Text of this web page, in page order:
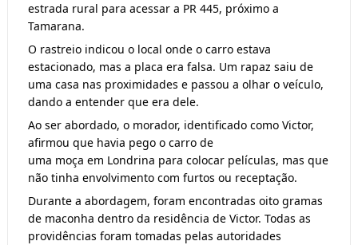
estrada rural para acessar a PR 445, próximo a
Tamarana.
O rastreio indicou o local onde o carro estava
estacionado, mas a placa era falsa. Um rapaz saiu de
uma casa nas proximidades e passou a olhar o veículo,
dando a entender que era dele.
Ao ser abordado, o morador, identificado como Victor,
afirmou que havia pego o carro de
uma moça em Londrina para colocar películas, mas que
não tinha envolvimento com furtos ou receptação.
Durante a abordagem, foram encontradas oito gramas
de maconha dentro da residência de Victor. Todas as
providências foram tomadas pelas autoridades